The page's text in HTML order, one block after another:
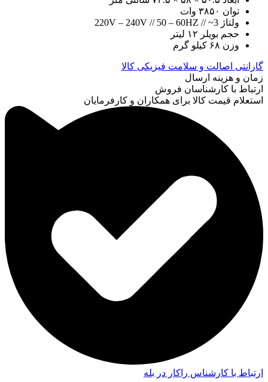
توان ۳۸۵۰ وات
ولتاژ 220V – 240V // 50 – 60HZ // ~3
حجم بویلر ۱۲ لیتر
وزن ۶۸ کیلو گرم
گارانتی اصالت و سلامت فیزیکی کالا
زمان و هزینه ارسال
ارتباط با کارشناسان فروش
استعلام قیمت کالا برای همکاران و کارفرمایان
ارتباط با کارشناس راکار در بله